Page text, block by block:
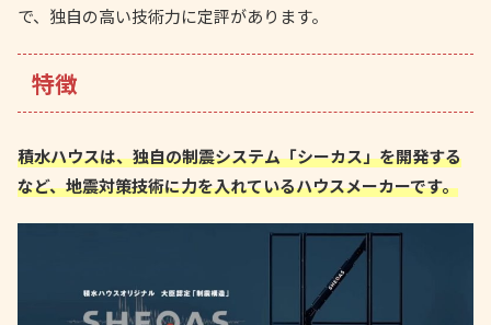
で、独自の高い技術力に定評があります。
特徴
積水ハウスは、独自の制震システム「シーカス」を開発する
など、地震対策技術に力を入れているハウスメーカーです。